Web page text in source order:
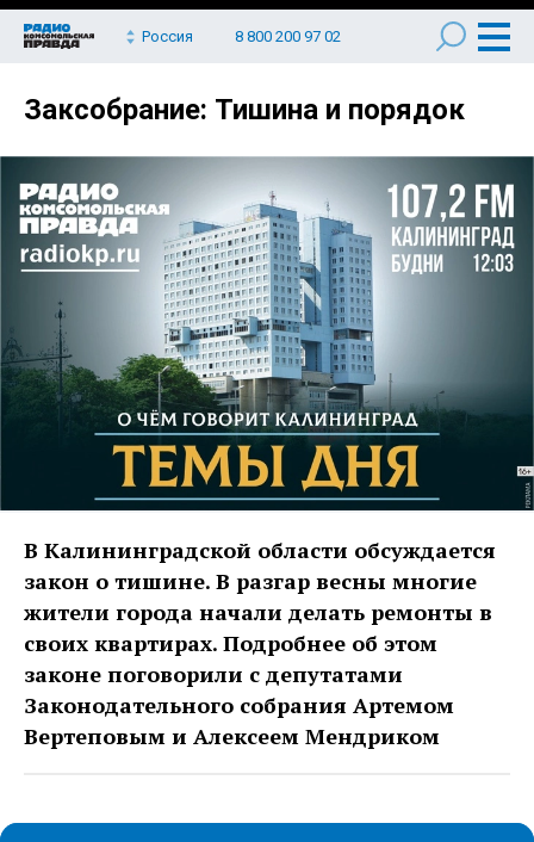
Россия 8 800 200 97 02
Заксобрание: Тишина и порядок
В Калининградской области обсуждается
закон о тишине. В разгар весны многие
жители города начали делать ремонты в
своих квартирах. Подробнее об этом
законе поговорили с депутатами
Законодательного собрания Артемом
Вертеповым и Алексеем Мендриком